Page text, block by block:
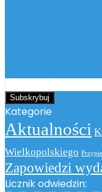
swój
adres
email
Kategorie
Aktualności
Wielkopolskiego
Zapowiedzi
Licznik odwiedzin: